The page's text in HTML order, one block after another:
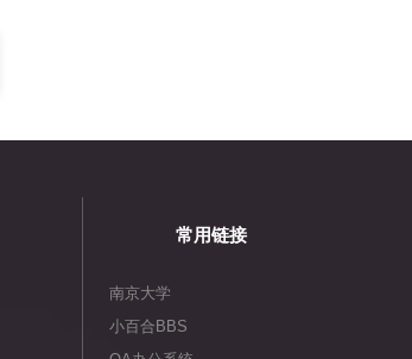
常用链接
南京大学
小百合BBS